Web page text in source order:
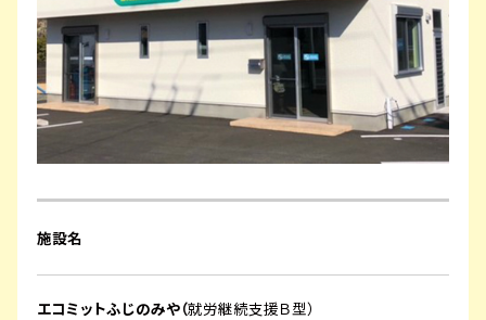
施設名
エコミットふじのみや（就労継続支援Ｂ型）